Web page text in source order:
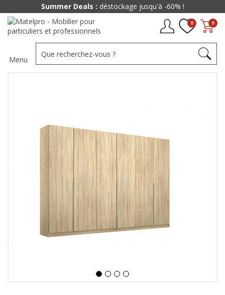
0
0
Menu
Summer Deals : déstockage jusqu'à -60% !